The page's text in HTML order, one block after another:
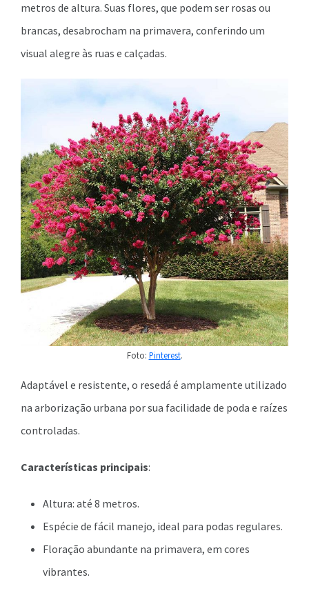
metros de altura. Suas flores, que podem ser rosas ou
brancas, desabrocham na primavera, conferindo um
visual alegre às ruas e calçadas.
Foto: Pinterest.
Adaptável e resistente, o resedá é amplamente utilizado
na arborização urbana por sua facilidade de poda e raízes
controladas.
Características principais:
Altura: até 8 metros.
Espécie de fácil manejo, ideal para podas regulares.
Floração abundante na primavera, em cores
vibrantes.